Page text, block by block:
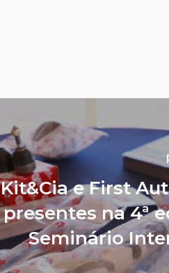
Kit&Cia e First
presentes na 4ª
Seminário